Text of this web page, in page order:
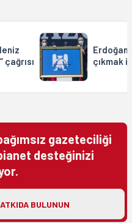
çağrısı
Erdoğan:
çıkmak
gazeteciliği
desteğinizi
BULUNUN